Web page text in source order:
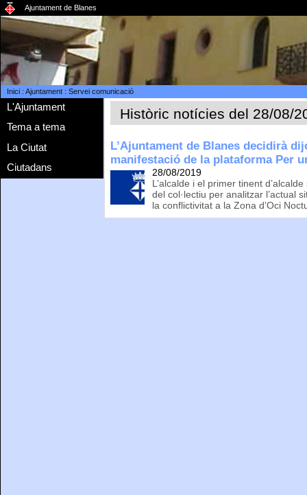
Ajuntament de Blanes
Inici: Ajuntament: Servei comunicació
L'Ajuntament
Tema a tema
La Ciutat
Ciutadans
Històric notícies del 28/08/
L’Ajuntament de Blanes decidirà
manifestació de la plataforma Per
28/08/2019
L’alcalde i el primer tinent
del col·lectiu per analitzar l’actual
la conflictivitat a la Zona d’Oci